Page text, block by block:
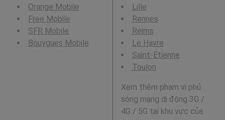
Orange Mobile
Free Mobile
SFR Mobile
Bouygues Mobile
Lille
Rennes
Reims
Le Havre
Saint-Étienne
Toulon
Xem thêm phạm vi phủ
sóng mạng di động 3G /
4G / 5G tại khu vực của